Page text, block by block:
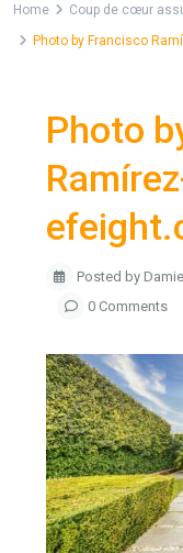
Home
Coup de cœur
Photo by Francisco
Photo
Posted by
0 Comments